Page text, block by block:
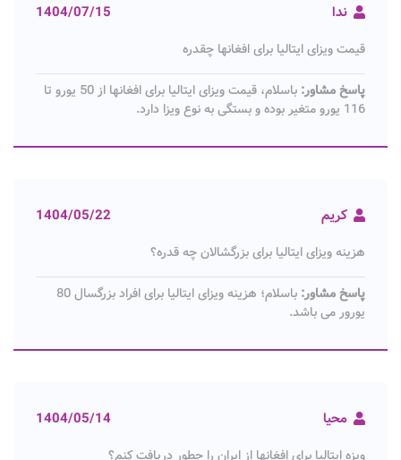
ندا 1404/07/15
قیمت ویزای ایتالیا برای افغانها چقدره
پاسخ مشاور:
باسلام، قیمت ویزای ایتالیا برای افغانها از 50 یورو تا
116 یورو متغیر بوده و بستگی به نوع ویزا دارد.
کریم 1404/05/22
هزینه ویزای ایتالیا برای بزرگشالان چه قدره؟
پاسخ مشاور:
باسلام؛ هزینه ویزای ایتالیا برای افراد بزرگسال 80
یورور می باشد.
محیا 1404/05/14
ویزه ایتالیا برای افغانها از ایران را چطور دریافت کنم؟